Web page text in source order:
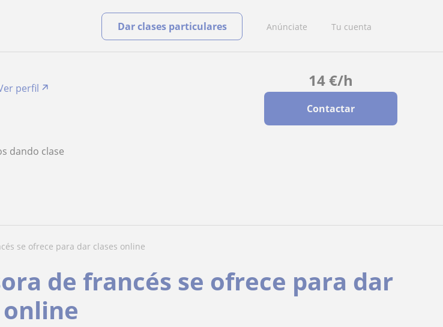
Anúnciate Tu cuenta
Dar clases particulares
14€/h
Contactar
perfil
dando clase
se ofrece para dar clases online
de francés se ofrece para dar